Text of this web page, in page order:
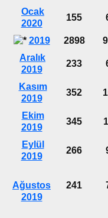
Ocak
2020
155
2019 2898
Aralık
2019
233
Kasım
2019
352
Ekim
2019
345
Eylül
2019
266
Ağustos
2019
241